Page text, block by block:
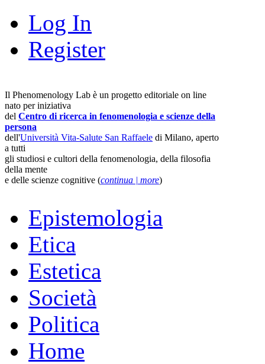
Log In
Register
Il Phenomenology Lab è un progetto editoriale on line
nato per iniziativa
del Centro di ricerca in fenomenologia e scienze della
persona
dell'Università Vita-Salute San Raffaele di Milano, aperto
a tutti
gli studiosi e cultori della fenomenologia, della filosofia
della mente
e delle scienze cognitive (continua | more)
Epistemologia
Etica
Estetica
Società
Politica
Home